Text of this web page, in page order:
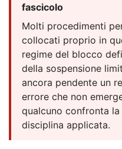
fascicolo
Molti procedimenti
collocati proprio in
regime del blocco
della sospensione
ancora pendente un
errore che non
qualcuno confronta
disciplina applicata.